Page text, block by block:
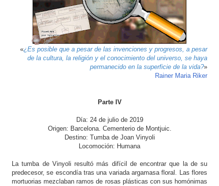
o
n
«¿Es posible que a pesar de las invenciones y progresos, a pesar
de la cultura, la religión y el conocimiento del universo, se haya
permanecido en la superficie de la vida?»
Rainer Maria Riker
Parte IV
Día: 24 de julio de 2019
Origen: Barcelona. Cementerio de Montjuic.
Destino: Tumba de Joan Vinyoli
Locomoción: Humana
La tumba de Vinyoli resultó más difícil de encontrar que la de su
predecesor, se escondía tras una variada argamasa floral. Las flores
mortuorias mezclaban ramos de rosas plásticas con sus homónimas